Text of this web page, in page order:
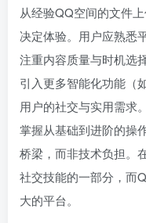
从经验QQ空间的文件
决定体验。用户应熟悉
注重内容质量与时机选
引入更多智能化功能（
用户的社交与实用需求
掌握从基础到进阶的操
桥梁，而非技术负担。
社交技能的一部分，而
大的平台。